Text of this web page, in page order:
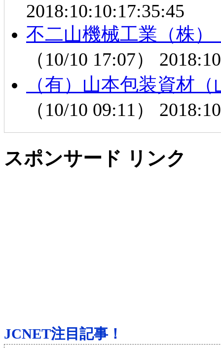
2018:10:10:17:35:45
不二山機械工業（株
（10/10 17:07）
（有）山本包装資材
（10/10 09:11）
スポンサード リンク
JCNET注目記事！